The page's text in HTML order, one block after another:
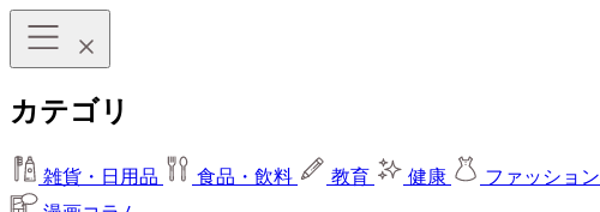
カテゴリ
雑貨・日用品 食品・飲料 教育 健康 ファッション